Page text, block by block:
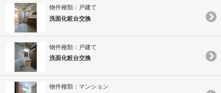
物件種類：戸建て
洗面化粧台交換
物件種類：戸建て
洗面化粧台交換
物件種類：マンション